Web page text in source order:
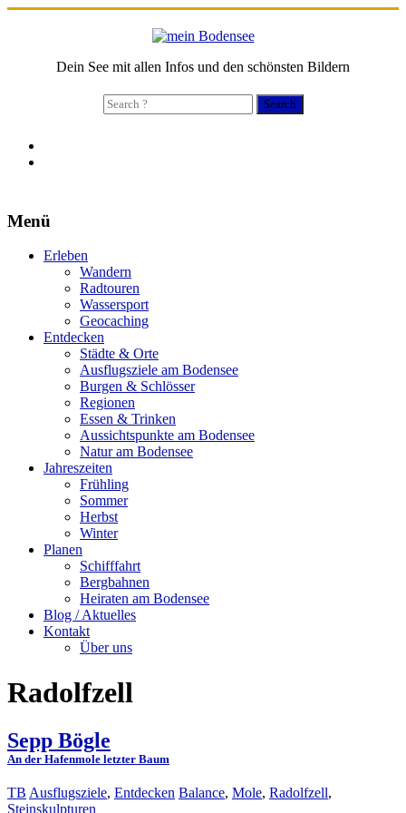
Dein See mit allen Infos und den schönsten Bildern
Search
for:
Menü
Erleben
Wandern
Radtouren
Wassersport
Geocaching
Entdecken
Städte & Orte
Ausflugsziele am Bodensee
Burgen & Schlösser
Regionen
Essen & Trinken
Aussichtspunkte am Bodensee
Natur am Bodensee
Jahreszeiten
Frühling
Sommer
Herbst
Winter
Planen
Schifffahrt
Bergbahnen
Heiraten am Bodensee
Blog / Aktuelles
Kontakt
Über uns
Radolfzell
Sepp Bögle
An der Hafenmole letzter Baum
TB Ausflugsziele, Entdecken Balance, Mole, Radolfzell,
Steinskulpturen